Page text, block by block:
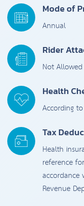
Mode of
Annual
Rider
Not Allowed
Health
According
Tax
Health
reference
accordance
Revenue